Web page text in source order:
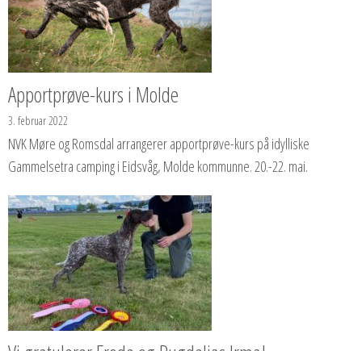
Apportprøve-kurs i Molde
3. februar 2022
NVK Møre og Romsdal arrangerer apportprøve-kurs på idylliske
Gammelsetra camping i Eidsvåg, Molde kommunne. 20.-22. mai.